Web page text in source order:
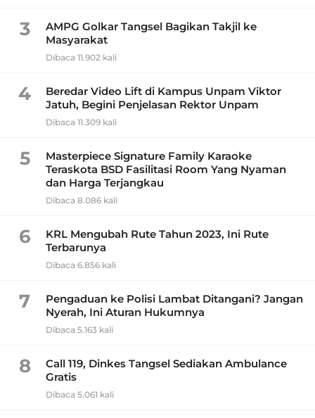
3
AMPG Golkar Tangsel Bagikan Takjil ke
Masyarakat
Dibaca 11.902 kali
4
Beredar Video Lift di Kampus Unpam Viktor
Jatuh, Begini Penjelasan Rektor Unpam
Dibaca 11.309 kali
5
Masterpiece Signature Family Karaoke
Teraskota BSD Fasilitasi Room Yang Nyaman
dan Harga Terjangkau
Dibaca 8.086 kali
6
KRL Mengubah Rute Tahun 2023, Ini Rute
Terbarunya
Dibaca 6.856 kali
7
Pengaduan ke Polisi Lambat Ditangani? Jangan
Nyerah, Ini Aturan Hukumnya
Dibaca 5.163 kali
8
Call 119, Dinkes Tangsel Sediakan Ambulance
Gratis
Dibaca 5.061 kali